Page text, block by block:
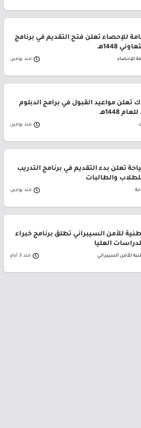
للإحصاء تعلن فتح التقديم في برنامج
1448هـ
للإحصاء منذ يومين
تعلن مواعيد القبول في برامج الدبلوم
1448هـ
منذ يومين
تعلن بدء التقديم في برنامج التدريب
والطالبات
منذ يومين
للأمن السيبراني تطلق برنامج خبراء
العليا
للأمن السيبراني منذ 3 أيام